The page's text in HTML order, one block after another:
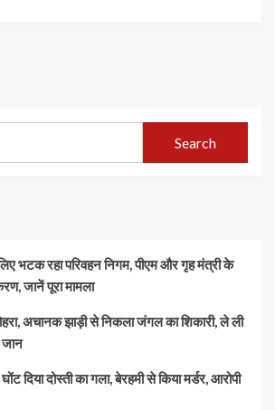
Search
भटक रहा परिवहन निगम, पीएम और गृह मंत्री के
जानें पूरा मामला
अचानक झाड़ी से निकला जंगल का शिकारी, ले ली
दिया दोस्ती का गला, बेरहमी से किया मर्डर, आरोपी